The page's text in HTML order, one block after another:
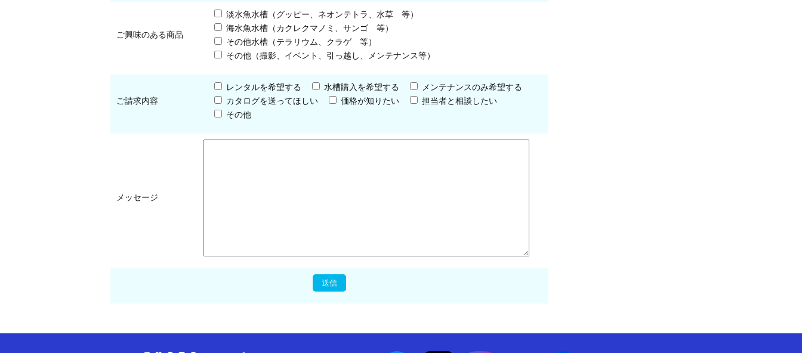
ご興味のある商品
淡水魚水槽（グッピー、ネオンテトラ、水草 等）
海水魚水槽（カクレクマノミ、サンゴ 等）
その他水槽（テラリウム、クラゲ 等）
その他（撮影、イベント、引っ越し、メンテナンス等）
ご請求内容
レンタルを希望する 水槽購入を希望する
メンテナンスのみ希望する
カタログを送ってほしい
価格が知りたい
担当者と相談したい
その他
メッセージ